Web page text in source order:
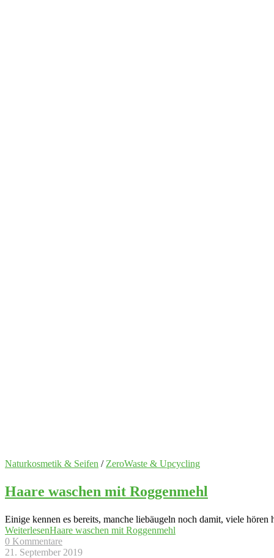
Naturkosmetik & Seifen / ZeroWaste & Upcycling
Haare waschen mit Roggenmehl
Einige kennen es bereits, manche liebäugeln noch damit, viele
WeiterlesenHaare waschen mit Roggenmehl
0 Kommentare
21. September 2019